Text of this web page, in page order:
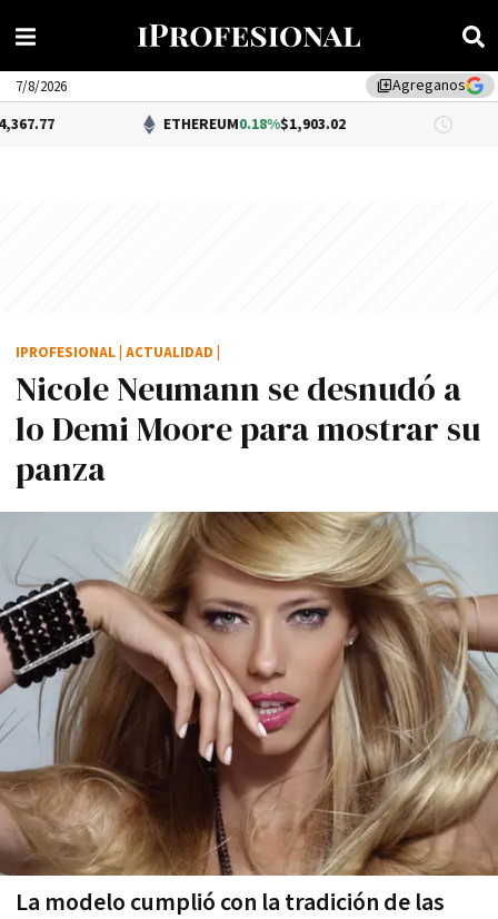
library_addAgreganos
7/8/2026
ETHEREUM 0.18%$1,903.02 DÓLAR
Nicole Neumann se desnudó a
lo Demi Moore para mostrar su
panza
La modelo cumplió con la tradición de las
IPROFESIONAL ACTUALIDAD